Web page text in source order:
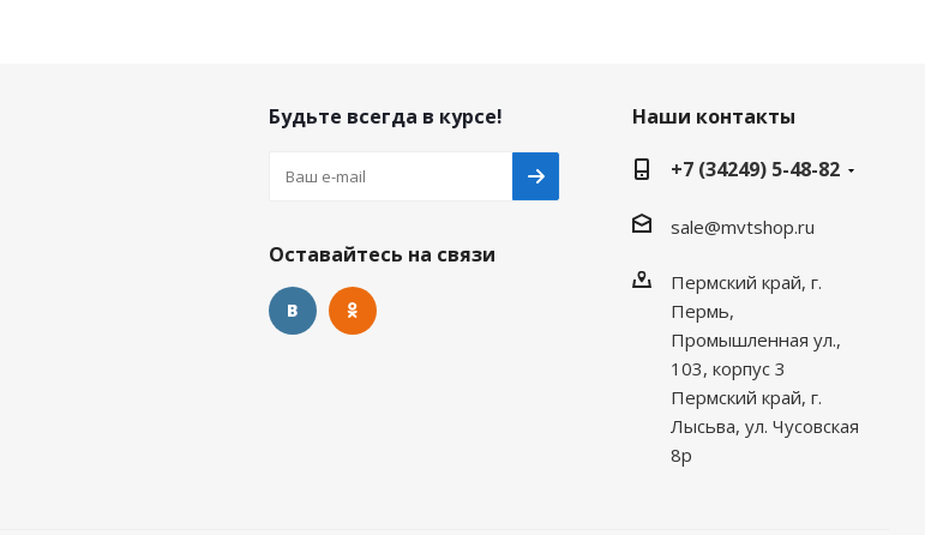
Будьте всегда в курсе!
Оставайтесь на связи
Наши контакты
+7 (34249) 5-48-82
sale@mvtshop.ru
Пермский край, г.
Пермь,
Промышленная ул.,
103, корпус 3
Пермский край, г.
Лысьва, ул. Чусовская
8р